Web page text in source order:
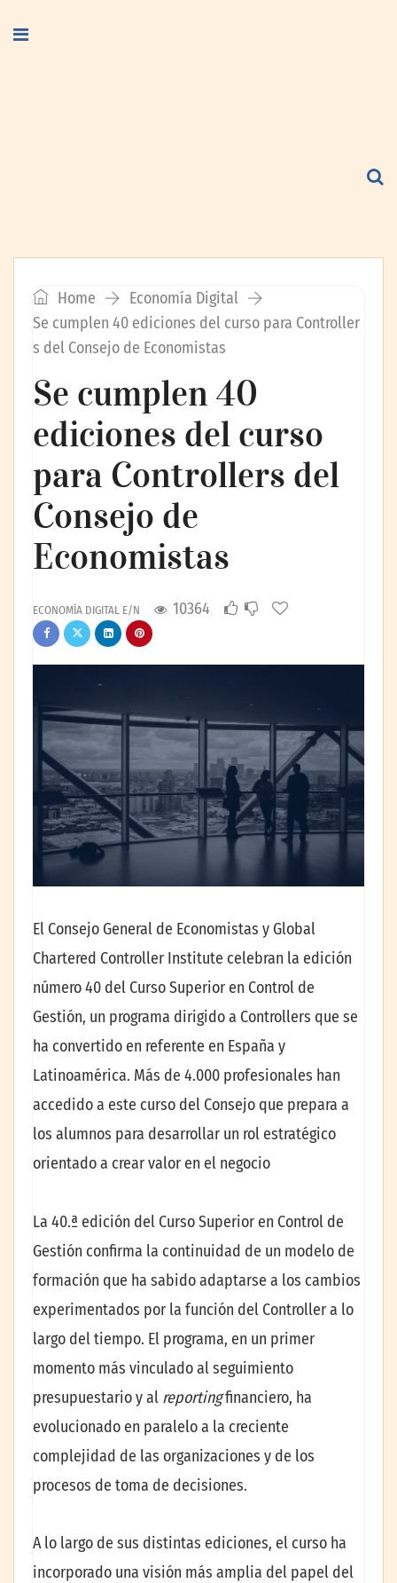
Home
Economía Digital
Se cumplen 40 ediciones del curso para Controller
s del Consejo de Economistas
Se cumplen 40
ediciones del curso
para Controllers del
Consejo de
Economistas
ECONOMÍA DIGITAL E/N 10364
El Consejo General de Economistas y Global
Chartered Controller Institute celebran la edición
número 40 del Curso Superior en Control de
Gestión, un programa dirigido a Controllers que se
ha convertido en referente en España y
Latinoamérica. Más de 4.000 profesionales han
accedido a este curso del Consejo que prepara a
los alumnos para desarrollar un rol estratégico
orientado a crear valor en el negocio
La 40.ª edición del Curso Superior en Control de
Gestión confirma la continuidad de un modelo de
formación que ha sabido adaptarse a los cambios
experimentados por la función del Controller a lo
largo del tiempo. El programa, en un primer
momento más vinculado al seguimiento
presupuestario y al reportingfinanciero, ha
evolucionado en paralelo a la creciente
complejidad de las organizaciones y de los
procesos de toma de decisiones.
A lo largo de sus distintas ediciones, el curso ha
incorporado una visión más amplia del papel del